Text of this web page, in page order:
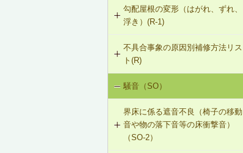
勾配屋根の変形（はがれ、ずれ、
浮き）(R-1)
R-1-201 屋根梁の補強（屋根梁方
式）
R-1-202 たる木の添え木補強（たる
木方式）①
R-1-203 たる木の添え木補強（たる
木方式）②
不具合事象の原因別補修方法リス
ト(R)
勾配屋根の変形（はがれ、ずれ、浮
き）（R-1）
騒音（SO）
界床に係る遮音不良（椅子の移動
音や物の落下音等の床衝撃音）
（SO-2）